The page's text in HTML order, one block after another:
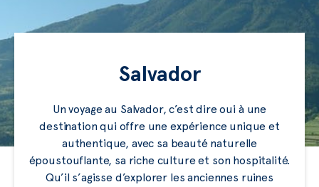
Salvador
Un voyage au Salvador, c’est dire oui à une
destination qui offre une expérience unique et
authentique, avec sa beauté naturelle
époustouflante, sa riche culture et son hospitalité.
Qu’il s’agisse d’explorer les anciennes ruines